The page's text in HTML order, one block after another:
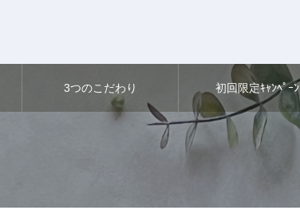
3つのこだわり 初回限定ｷｬﾝﾍﾟｰﾝ